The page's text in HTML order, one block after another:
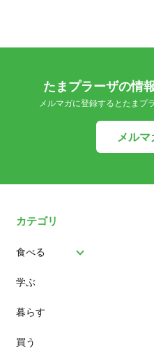
たまプラーザの情
メルマガに登録するとたまプ
メル
カテゴリ
食べる
パン
スイーツ
ランチ
学ぶ
暮らす
買う